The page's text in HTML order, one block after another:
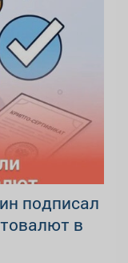
подписал
в